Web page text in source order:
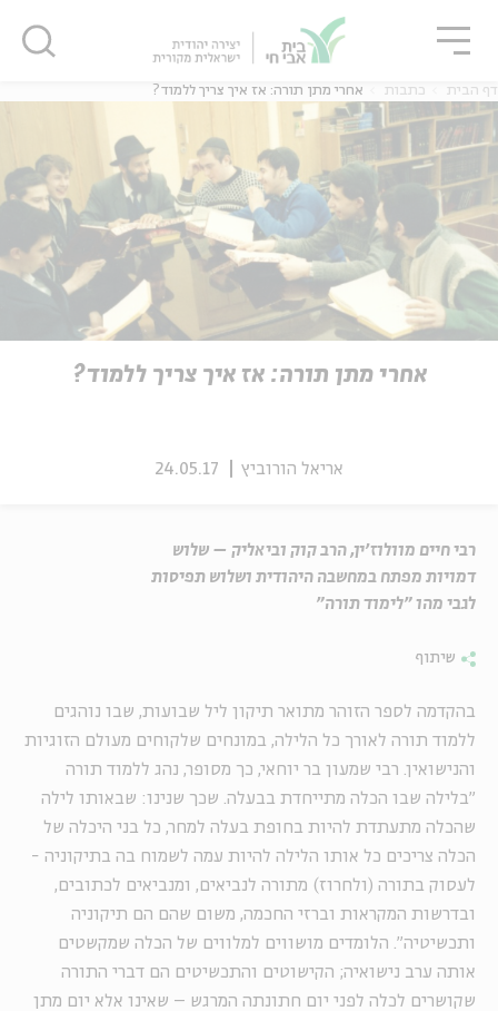
אנגלית נוער
אנגלית
דף הבית כתבות אחרי מתן תורה: אז איך צריך ללמוד?
אחרי מתן תורה: אז איך צריך ללמוד?
אריאל הורוביץ 24.05.17
רבי חיים מוולוז'ין, הרב קוק וביאליק – שלוש
דמויות מפתח במחשבה היהודית ושלוש תפיסות
לגבי מהו "לימוד תורה"
שיתוף
בהקדמה לספר הזוהר מתואר תיקון ליל שבועות, שבו נוהגים
ללמוד תורה לאורך כל הלילה, במונחים שלקוחים מעולם הזוגיות
והנישואין. רבי שמעון בר יוחאי, כך מסופר, נהג ללמוד תורה
"בלילה שבו הכלה מתייחדת בבעלה. שכך שנינו: שבאותו לילה
שהכלה מתעתדת להיות בחופת בעלה למחר, כל בני היכלה של
הכלה צריכים כל אותו הלילה להיות עמה לשמוח בה בתיקוניה -
לעסוק בתורה (ולחרוז) מתורה לנביאים, ומנביאים לכתובים,
ובדרשות המקראות וברזי החכמה, משום שהם הם תיקוניה
ותכשיטיה". הלומדים מושווים למלווים של הכלה שמקשטים
אותה ערב נישואיה; הקישוטים והתכשיטים הם דברי התורה
שקושרים לכלה לפני יום חתונתה המרגש – שאינו אלא יום מתן
סגור